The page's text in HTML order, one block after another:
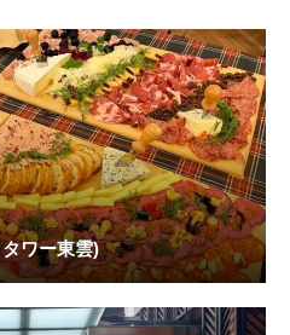
ワー東雲)